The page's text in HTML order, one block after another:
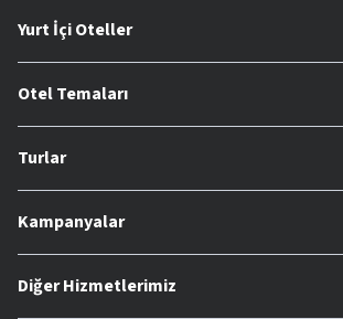
Yurt İçi Oteller
Otel Temaları
Turlar
Kampanyalar
Diğer Hizmetlerimiz